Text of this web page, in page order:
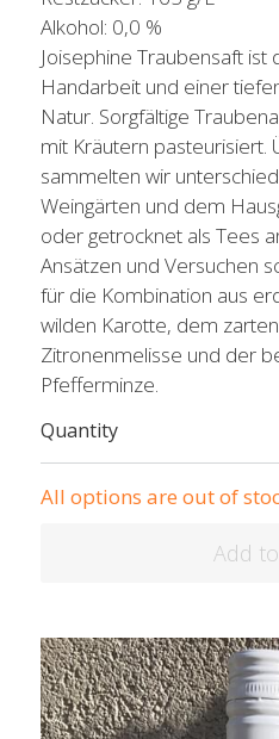
Alkohol: 0,0 %
Joisephine Traubensaft ist
Handarbeit und einer
Natur. Sorgfältige
mit Kräutern pasteurisiert.
sammelten wir
Weingärten und dem
oder getrocknet als Tees
Ansätzen und Versuchen
für die Kombination aus
wilden Karotte, dem
Zitronenmelisse und der
Pfefferminze.
Quantity
All options are out of
Add